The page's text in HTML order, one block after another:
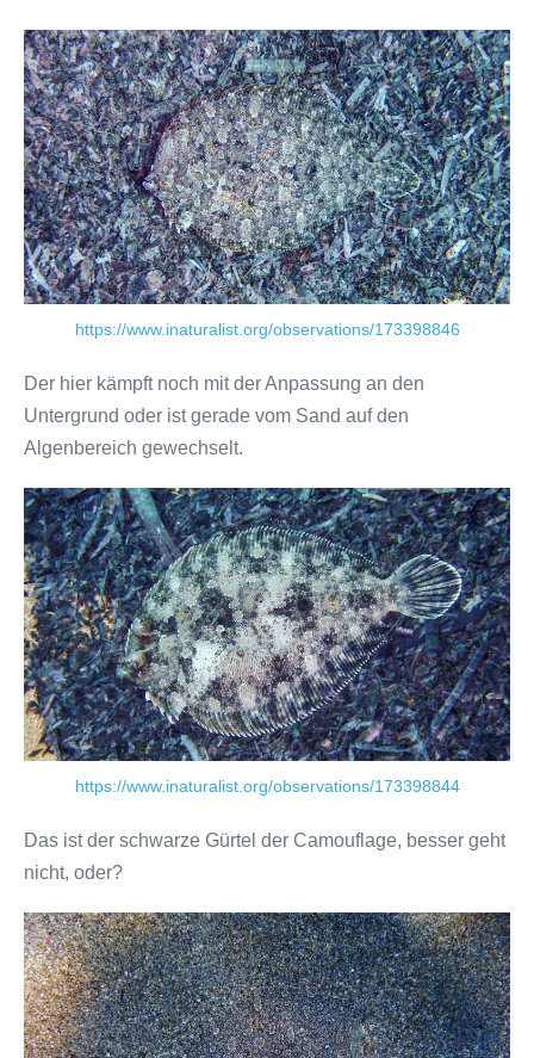
https://www.inaturalist.org/observations/173398846
Der hier kämpft noch mit der Anpassung an den
Untergrund oder ist gerade vom Sand auf den
Algenbereich gewechselt.
https://www.inaturalist.org/observations/173398844
Das ist der schwarze Gürtel der Camouflage, besser geht
nicht, oder?